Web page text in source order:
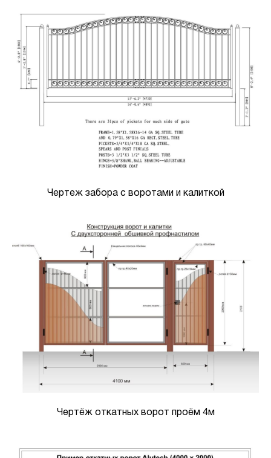
Чертеж забора с воротами и калиткой
Чертёж откатных ворот проём 4м